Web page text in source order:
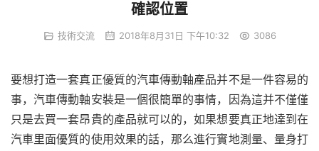
確認位置
技術交流 2018年8月31日 下午10:32 3086
要想打造一套真正優質的汽車傳動軸產品并不是一件容易的
事，汽車傳動軸安裝是一個很簡單的事情，因為這并不僅僅
只是去買一套昂貴的產品就可以的，如果想要真正地達到在
汽車里面優質的使用效果的話，那么進行實地測量、量身打